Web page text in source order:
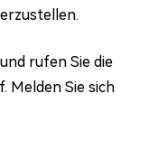
rufen Sie die
Melden Sie sich